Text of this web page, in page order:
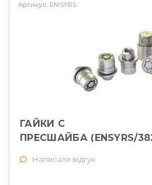
Артикул: ENSYRS
ГАЙКИ СЕКРЕТНІ FARAD
ПРЕСШАЙБА (ENSYRS/
Написати відгук